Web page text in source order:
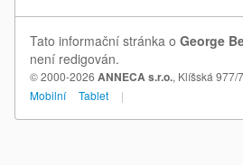
Tato informační stránka o George
není redigován.
© 2000-2026 ANNECA s.r.o., Klíšská 977/
Mobilní
Tablet |